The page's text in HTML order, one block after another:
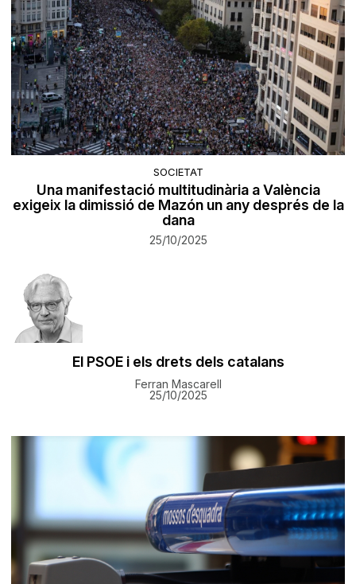
SOCIETAT
Una manifestació multitudinària a València
exigeix la dimissió de Mazón un any després de la
dana
25/10/2025
El PSOE i els drets dels catalans
Ferran Mascarell
25/10/2025